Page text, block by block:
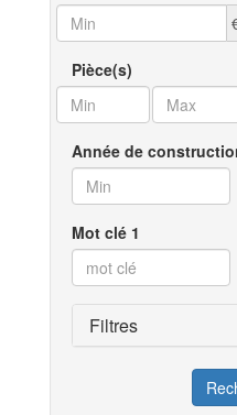
Pièce(s)
Année de
Mot clé 1
Filtres